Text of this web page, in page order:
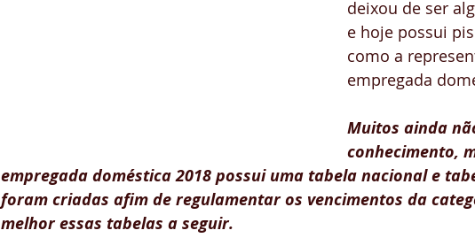
deixou de ser
e hoje possui
como a
empregada
Muitos ainda
conhecimento,
empregada doméstica 2018 possui uma tabela nacional e
foram criadas afim de regulamentar os vencimentos da
melhor essas tabelas a seguir.